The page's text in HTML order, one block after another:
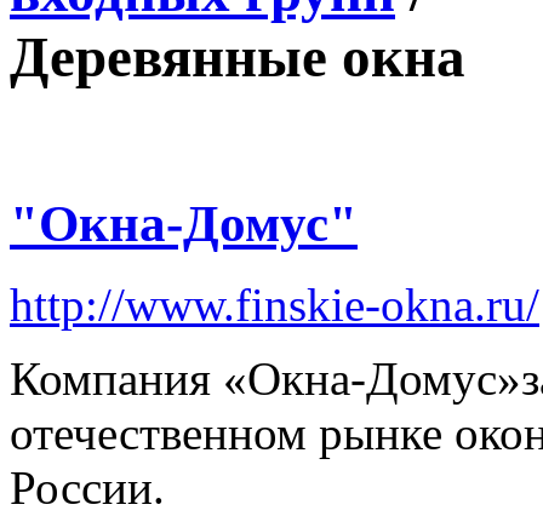
Деревянные окна
"Окна-Домус"
http://www.finskie-okna.ru/
Компания «Окна-
отечественном рынке
России.